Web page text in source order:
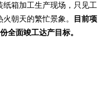
箱加工生产现场，只见工
朝天的繁忙景象。
目前项
全面竣工达产目标。